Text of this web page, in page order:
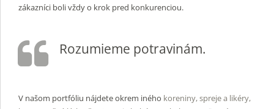
zákazníci boli vždy o krok pred konkurenciou.
Rozumieme potravinám.
V našom portfóliu nájdete okrem iného koreniny, spreje a likéry,